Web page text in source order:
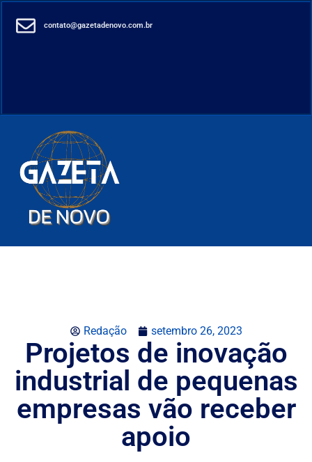
contato@gazetadenovo.com.br
Redação setembro 26, 2023
Projetos de inovação
industrial de pequenas
empresas vão receber
apoio